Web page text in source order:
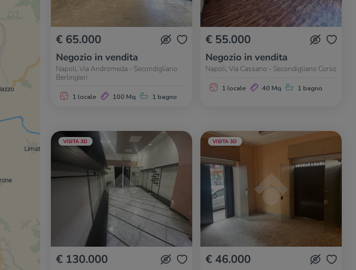
€ 65.000
Negozio in vendita
Napoli, Via Andromeda - Secondigliano
Berlingieri
1 locale 100 Mq 1 bagno
€ 55.000
Negozio in vendita
Napoli, Via Cassano - Secondigliano Corso
1 locale 40 Mq 1 bagno
VISITA 3D
€ 130.000
VISITA 3D
€ 46.000